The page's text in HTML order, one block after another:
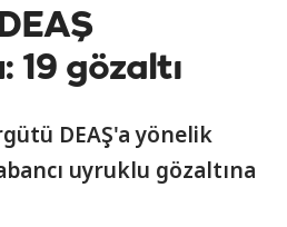
19 gözaltı
DEAŞ'a yönelik
uyruklu gözaltına